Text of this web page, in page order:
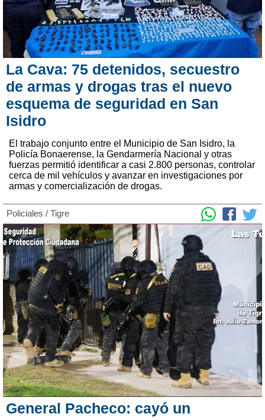
La Cava: 75 detenidos, secuestro
de armas y drogas tras el nuevo
esquema de seguridad en San
Isidro
El trabajo conjunto entre el Municipio de San Isidro, la
Policía Bonaerense, la Gendarmería Nacional y otras
fuerzas permitió identificar a casi 2.800 personas, controlar
cerca de mil vehículos y avanzar en investigaciones por
armas y comercialización de drogas.
Policiales / Tigre
General Pacheco: cayó un